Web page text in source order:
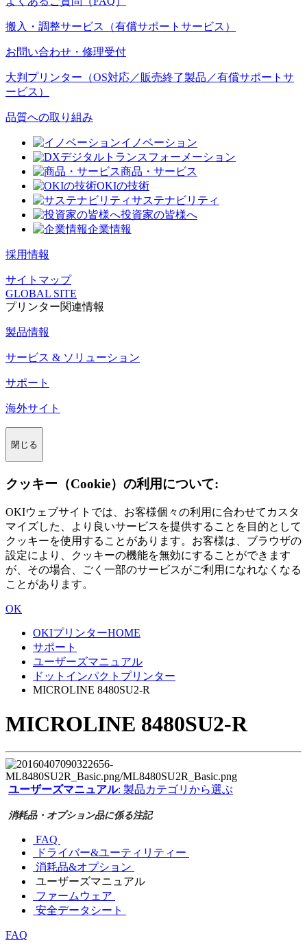
搬入・調整サービス（有償サポートサービス）
お問い合わせ・修理受付
大判プリンター（OS対応／販売終了製品／有償サポートサ
ービス）
品質への取り組み
イノベーション
デジタルトランスフォーメーション
商品・サービス
OKIの技術
サステナビリティ
投資家の皆様へ
企業情報
採用情報
サイトマップ
GLOBAL SITE
プリンター関連情報
製品情報
サービス & ソリューション
サポート
海外サイト
閉じる
クッキー（Cookie）の利用について:
OKIウェブサイトでは、お客様個々の利用に合わせてカスタ
マイズした、より良いサービスを提供することを目的として
クッキーを使用することがあります。お客様は、ブラウザの
設定により、クッキーの機能を無効にすることができます
が、その場合、ごく一部のサービスがご利用になれなくなる
ことがあります。
OK
OKIプリンターHOME
サポート
ユーザーズマニュアル
ドットインパクトプリンター
MICROLINE 8480SU2-R
MICROLINE 8480SU2-R
ユーザーズマニュアル: 製品カテゴリから選ぶ
消耗品・オプション品に係る注記
FAQ
ドライバー&ユーティリティー
消耗品&オプション
ユーザーズマニュアル
ファームウェア
安全データシート
FAQ